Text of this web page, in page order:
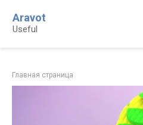
content
Aravot
Useful
Главная страница